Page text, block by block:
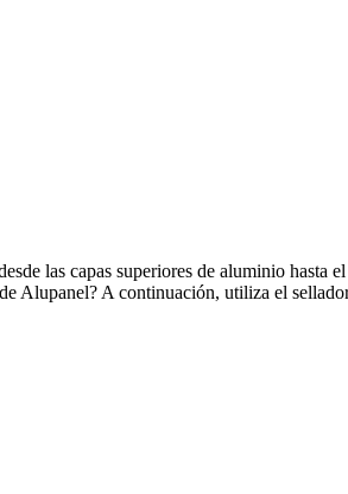
las capas superiores de aluminio
Alupanel? A continuación, utiliza el